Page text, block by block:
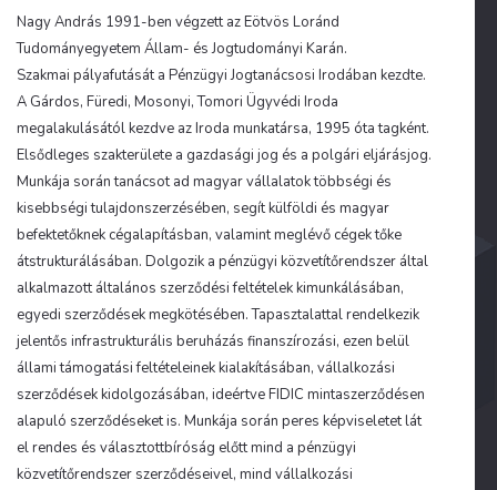
Nagy András 1991-ben végzett az Eötvös Loránd
Tudományegyetem Állam- és Jogtudományi Karán.
Szakmai pályafutását a Pénzügyi Jogtanácsosi Irodában kezdte.
A Gárdos, Füredi, Mosonyi, Tomori Ügyvédi Iroda
megalakulásától kezdve az Iroda munkatársa, 1995 óta tagként.
Elsődleges szakterülete a gazdasági jog és a polgári eljárásjog.
Munkája során tanácsot ad magyar vállalatok többségi és
kisebbségi tulajdonszerzésében, segít külföldi és magyar
befektetőknek cégalapításban, valamint meglévő cégek tőke
átstrukturálásában. Dolgozik a pénzügyi közvetítőrendszer által
alkalmazott általános szerződési feltételek kimunkálásában,
egyedi szerződések megkötésében. Tapasztalattal rendelkezik
jelentős infrastrukturális beruházás finanszírozási, ezen belül
állami támogatási feltételeinek kialakításában, vállalkozási
szerződések kidolgozásában, ideértve FIDIC mintaszerződésen
alapuló szerződéseket is. Munkája során peres képviseletet lát
el rendes és választottbíróság előtt mind a pénzügyi
közvetítőrendszer szerződéseivel, mind vállalkozási